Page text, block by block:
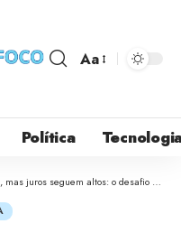
Aa
Política
altos: o desafio da economia brasileira diante da incerteza